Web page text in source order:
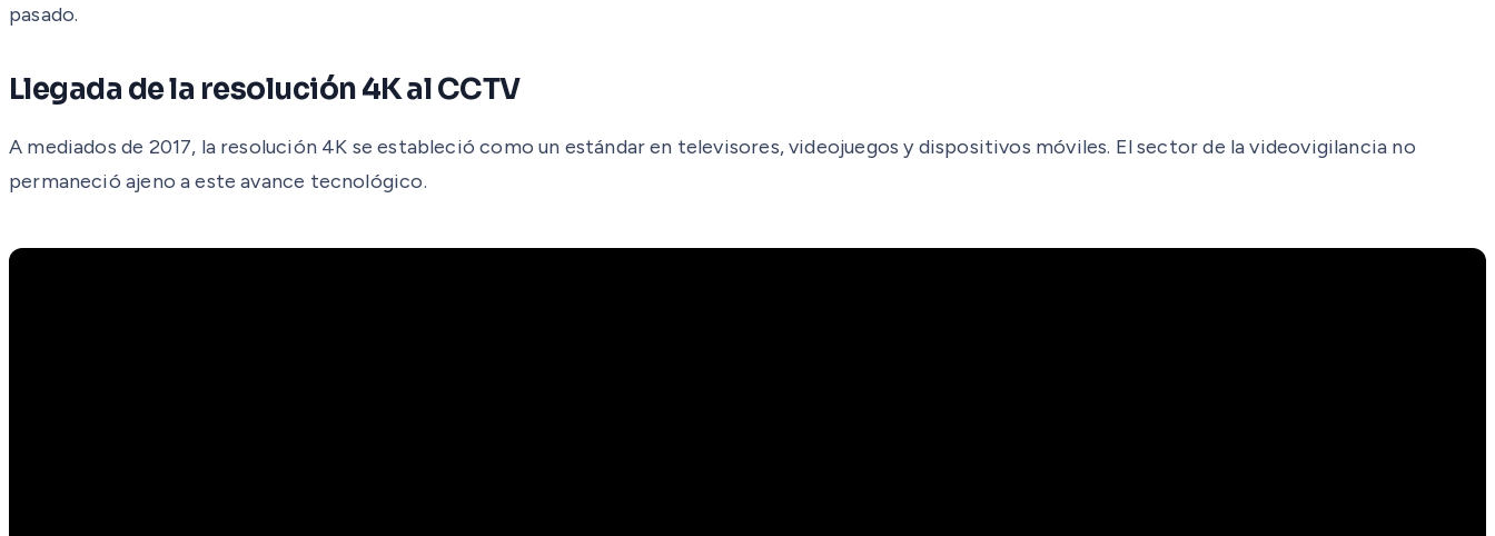
pasado.
Llegada de la resolución 4K al CCTV
A mediados de 2017, la resolución 4K se estableció como un estándar en televisores, videojuegos y dispositivos móviles. El sector de la videovigilancia no
permaneció ajeno a este avance tecnológico.